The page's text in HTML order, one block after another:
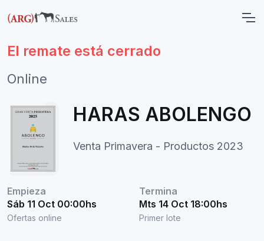
El remate está cerrado
Online
HARAS ABOLENGO
Venta Primavera - Productos 2023
Empieza
Sáb 11 Oct 00:00hs
Ofertas online
Termina
Mts 14 Oct 18:00hs
Primer lote